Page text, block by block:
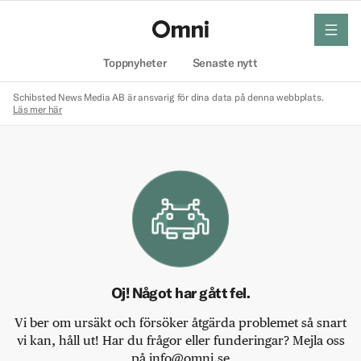
Toppnyheter Senaste nytt
meny
Schibsted News Media AB är ansvarig för dina data på denna webbplats.
Läs mer här
Oj! Något har gått fel.
Vi ber om ursäkt och försöker åtgärda problemet så snart
vi kan, håll ut! Har du frågor eller funderingar? Mejla oss